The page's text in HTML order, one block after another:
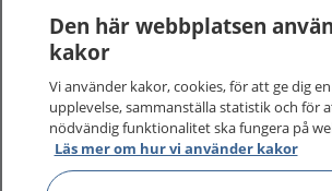
1177 ger dig råd när du vill må bättre.
1177 på flera språk
Den här webbplatsen
kakor
Vi använder kakor, cookies, för att ge dig
upplevelse, sammanställa statistik och för
nödvändig funktionalitet ska fungera på
Läs mer om hur vi använder kakor